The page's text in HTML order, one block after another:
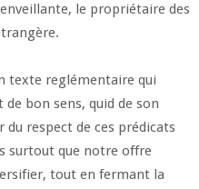
le propriétaire des
texte reglémentaire qui
bon sens, quid de son
respect de ces prédicats
surtout que notre offre
tout en fermant la